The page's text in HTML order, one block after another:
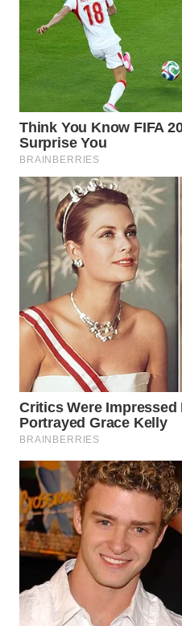
NIAS
WN
LANGKAT
WN
TAPANULI
SELATAN
WN
TANJUNG
LESUNG
WN
KARO
WN
SIMALUNGUN
WN
LABUHANBATU
WN
TAPANULI
TENGAH
WN DELI
SERDANG
WN
TEBING
TINGGI